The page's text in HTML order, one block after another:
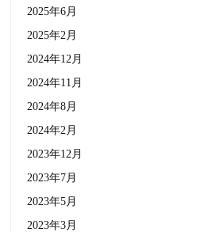
2025年6月
2025年2月
2024年12月
2024年11月
2024年8月
2024年2月
2023年12月
2023年7月
2023年5月
2023年3月